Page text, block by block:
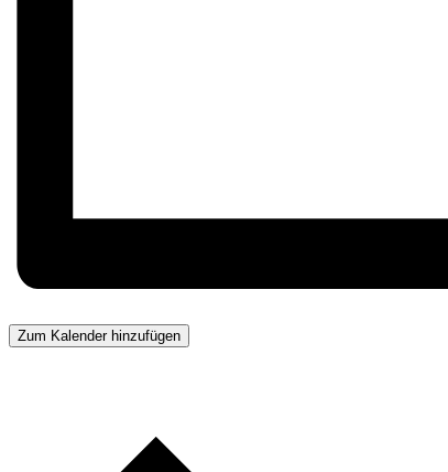
Zum Kalender hinzufügen